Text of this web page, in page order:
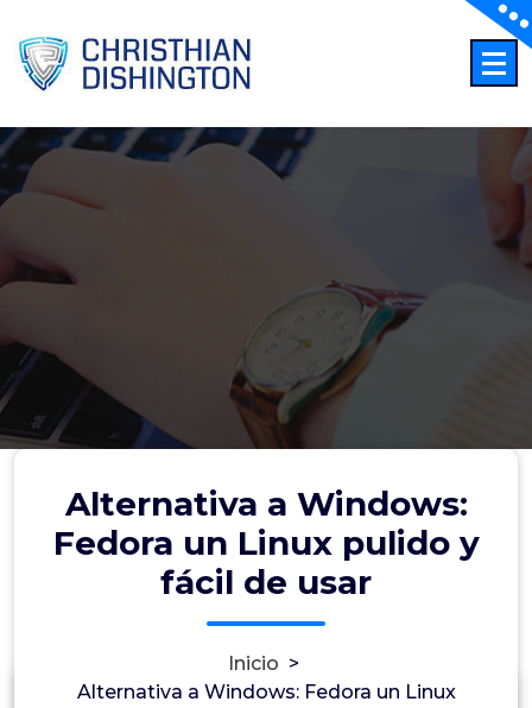
al
contenido
Alternativa a Windows:
Fedora un Linux pulido y
fácil de usar
Inicio >
Alternativa a Windows: Fedora un Linux